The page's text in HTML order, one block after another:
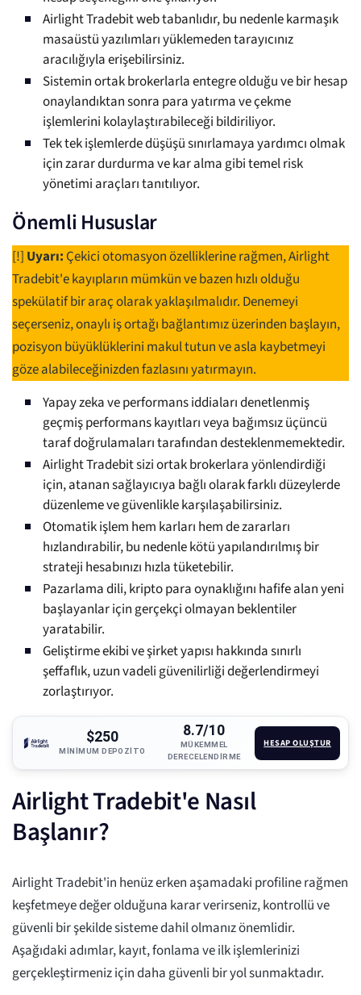
Airlight Tradebit web tabanlıdır, bu nedenle karmaşık
masaüstü yazılımları yüklemeden tarayıcınız
aracılığıyla erişebilirsiniz.
Sistemin ortak brokerlarla entegre olduğu ve bir hesap
onaylandıktan sonra para yatırma ve çekme
işlemlerini kolaylaştırabileceği bildiriliyor.
Tek tek işlemlerde düşüşü sınırlamaya yardımcı olmak
için zarar durdurma ve kar alma gibi temel risk
yönetimi araçları tanıtılıyor.
Önemli Hususlar
[!] Uyarı: Çekici otomasyon özelliklerine rağmen, Airlight
Tradebit'e kayıpların mümkün ve bazen hızlı olduğu
spekülatif bir araç olarak yaklaşılmalıdır. Denemeyi
seçerseniz, onaylı iş ortağı bağlantımız üzerinden başlayın,
pozisyon büyüklüklerini makul tutun ve asla kaybetmeyi
göze alabileceğinizden fazlasını yatırmayın.
Yapay zeka ve performans iddiaları denetlenmiş
geçmiş performans kayıtları veya bağımsız üçüncü
taraf doğrulamaları tarafından desteklenmemektedir.
Airlight Tradebit sizi ortak brokerlara yönlendirdiği
için, atanan sağlayıcıya bağlı olarak farklı düzeylerde
düzenleme ve güvenlikle karşılaşabilirsiniz.
Otomatik işlem hem karları hem de zararları
hızlandırabilir, bu nedenle kötü yapılandırılmış bir
strateji hesabınızı hızla tüketebilir.
Pazarlama dili, kripto para oynaklığını hafife alan yeni
başlayanlar için gerçekçi olmayan beklentiler
yaratabilir.
Geliştirme ekibi ve şirket yapısı hakkında sınırlı
şeffaflık, uzun vadeli güvenilirliği değerlendirmeyi
zorlaştırıyor.
$250
MINIMUM DEPOZITO
8.7/10
MÜKEMMEL
DERECELENDIRME
HESAP OLUŞTUR
Airlight Tradebit'e Nasıl
Başlanır?
Airlight Tradebit'in henüz erken aşamadaki profiline rağmen
keşfetmeye değer olduğuna karar verirseniz, kontrollü ve
güvenli bir şekilde sisteme dahil olmanız önemlidir.
Aşağıdaki adımlar, kayıt, fonlama ve ilk işlemlerinizi
gerçekleştirmeniz için daha güvenli bir yol sunmaktadır.